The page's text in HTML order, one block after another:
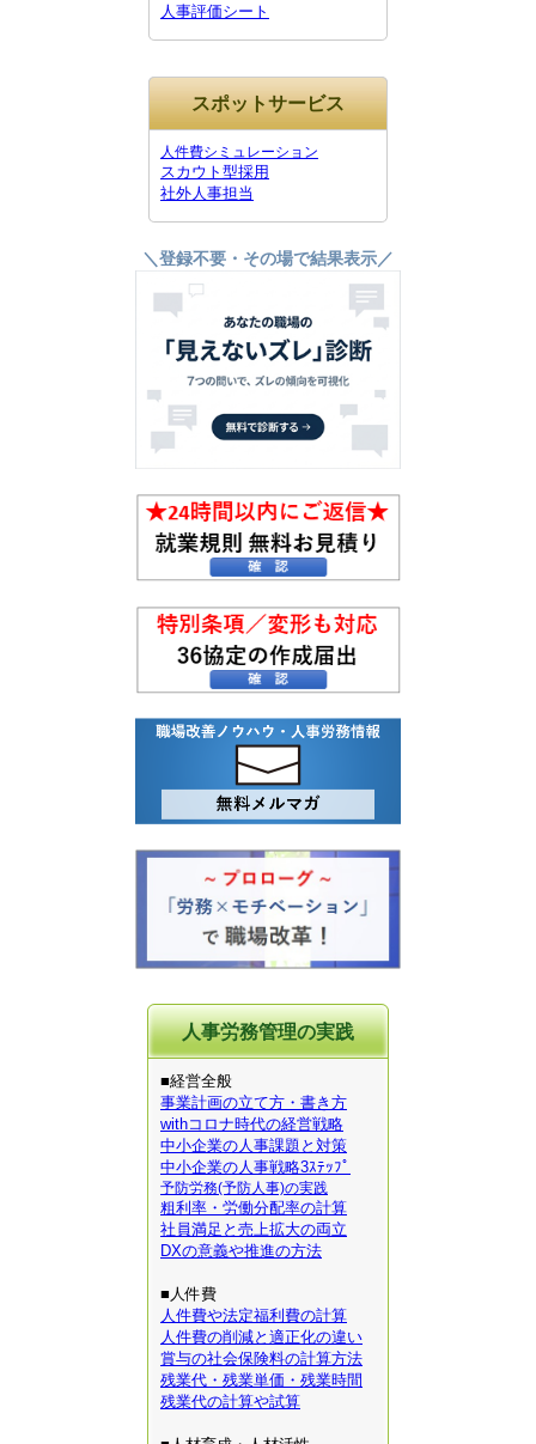
人事評価シート
スポットサービス
人件費シミュレーション
スカウト型採用
社外人事担当
＼登録不要・その場で結果表示／
人事労務管理の実践
■経営全般
事業計画の立て方・書き方
withコロナ時代の経営戦略
中小企業の人事課題と対策
中小企業の人事戦略3ｽﾃｯﾌﾟ
予防労務(予防人事)の実践
粗利率・労働分配率の計算
社員満足と売上拡大の両立
DXの意義や推進の方法
■人件費
人件費や法定福利費の計算
人件費の削減と適正化の違い
賞与の社会保険料の計算方法
残業代・残業単価・残業時間
残業代の計算や試算